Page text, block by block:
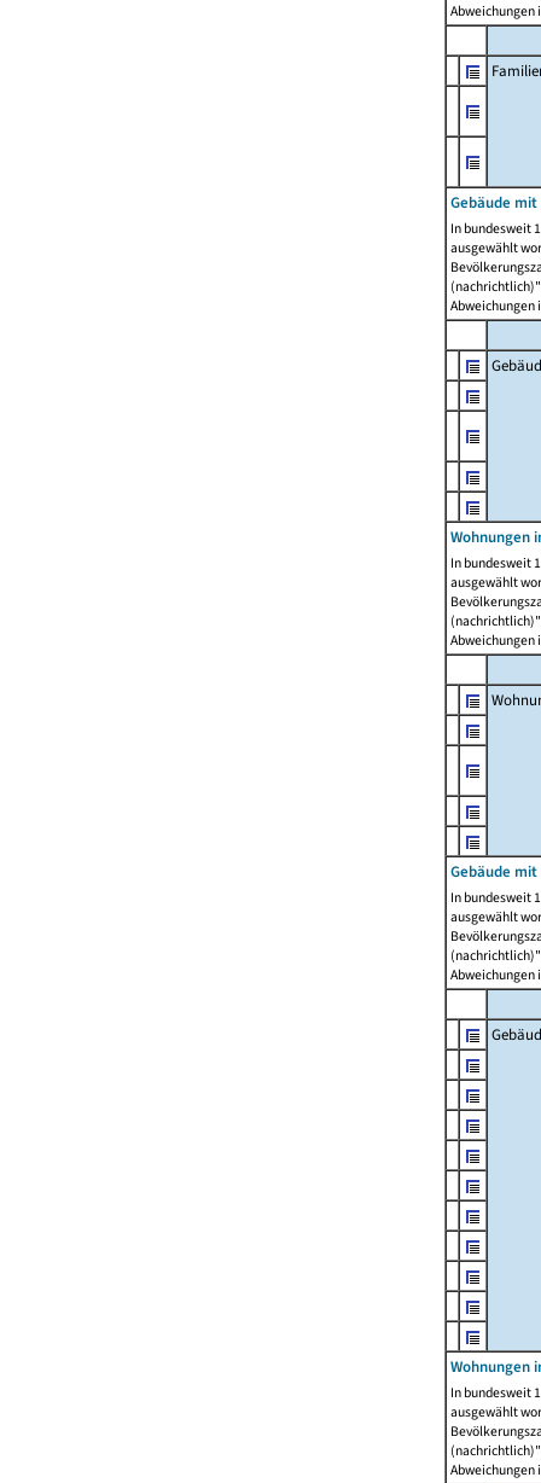
Abweichungen
Gebäude
In bundesweit
ausgewählt
Abweichungen
Wohnungen
In bundesweit
ausgewählt
Abweichungen
Gebäude
In bundesweit
ausgewählt
Abweichungen
Wohnungen
In bundesweit
ausgewählt
Abweichungen